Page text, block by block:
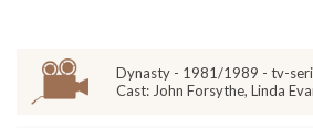
Dynasty - 1981/1989 - tv-
Cast: John Forsythe, Linda